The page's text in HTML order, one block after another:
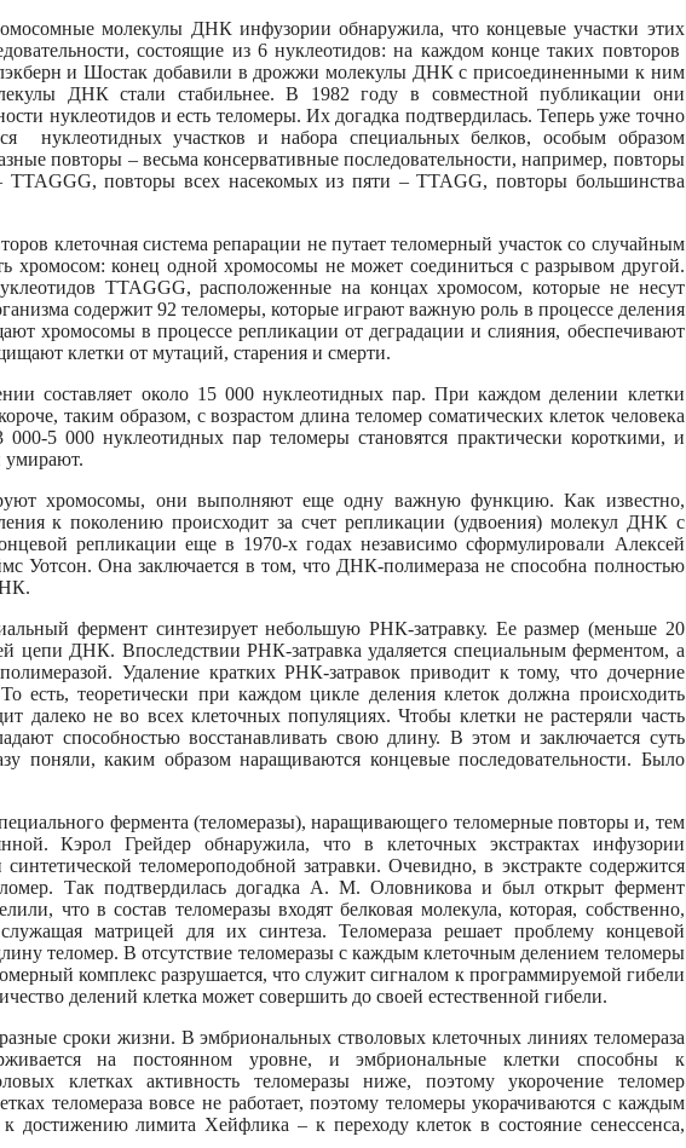
молекулы ДНК инфузории обнаружила, что концевые участки этих
состоящие из 6 нуклеотидов: на каждом конце таких повторов
и Шостак добавили в дрожжи молекулы ДНК с присоединенными к ним
ДНК стали стабильнее. В 1982 году в совместной публикации они
нуклеотидов и есть теломеры. Их догадка подтвердилась. Теперь уже точно
нуклеотидных участков и набора специальных белков, особым образом
повторы – весьма консервативные последовательности, например, повторы
TTAGGG, повторы всех насекомых из пяти – TTAGG, повторы большинства
клеточная система репарации не путает теломерный участок со случайным
хромосом: конец одной хромосомы не может соединиться с разрывом другой.
TTAGGG, расположенные на концах хромосом, которые не несут
содержит 92 теломеры, которые играют важную роль в процессе деления
хромосомы в процессе репликации от деградации и слияния, обеспечивают
клетки от мутаций, старения и смерти.
около 15 000 нуклеотидных пар. При каждом делении клетки
таким образом, с возрастом длина теломер соматических клеток человека
5 000 нуклеотидных пар теломеры становятся практически короткими, и
умирают.
хромосомы, они выполняют еще одну важную функцию. Как известно,
к поколению происходит за счет репликации (удвоения) молекул ДНК с
репликации еще в 1970-х годах независимо сформулировали Алексей
Уотсон. Она заключается в том, что ДНК-полимераза не способна полностью
фермент синтезирует небольшую РНК-затравку. Ее размер (меньше 20
цепи ДНК. Впоследствии РНК-затравка удаляется специальным ферментом, а
Удаление кратких РНК-затравок приводит к тому, что дочерние
есть, теоретически при каждом цикле деления клеток должна происходить
далеко не во всех клеточных популяциях. Чтобы клетки не растеряли часть
способностью восстанавливать свою длину. В этом и заключается суть
поняли, каким образом наращиваются концевые последовательности. Было
фермента (теломеразы), наращивающего теломерные повторы и, тем
Кэрол Грейдер обнаружила, что в клеточных экстрактах инфузории
теломероподобной затравки. Очевидно, в экстракте содержится
Так подтвердилась догадка А. М. Оловникова и был открыт фермент
что в состав теломеразы входят белковая молекула, которая, собственно,
матрицей для их синтеза. Теломераза решает проблему концевой
теломер. В отсутствие теломеразы с каждым клеточным делением теломеры
комплекс разрушается, что служит сигналом к программируемой гибели
делений клетка может совершить до своей естественной гибели.
сроки жизни. В эмбриональных стволовых клеточных линиях теломераза
на постоянном уровне, и эмбриональные клетки способны к
клетках активность теломеразы ниже, поэтому укорочение теломер
теломераза вовсе не работает, поэтому теломеры укорачиваются с каждым
достижению лимита Хейфлика – к переходу клеток в состояние сенессенса,